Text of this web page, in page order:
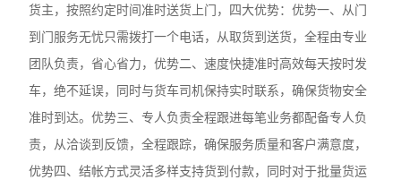
货主，按照约定时间准时送货上门，四大优势：优势一、从门
到门服务无忧只需拨打一个电话，从取货到送货，全程由专业
团队负责，省心省力，优势二、速度快捷准时高效每天按时发
车，绝不延误，同时与货车司机保持实时联系，确保货物安全
准时到达。优势三、专人负责全程跟进每笔业务都配备专人负
责，从洽谈到反馈，全程跟踪，确保服务质量和客户满意度，
优势四、结帐方式灵活多样支持货到付款，同时对于批量货运